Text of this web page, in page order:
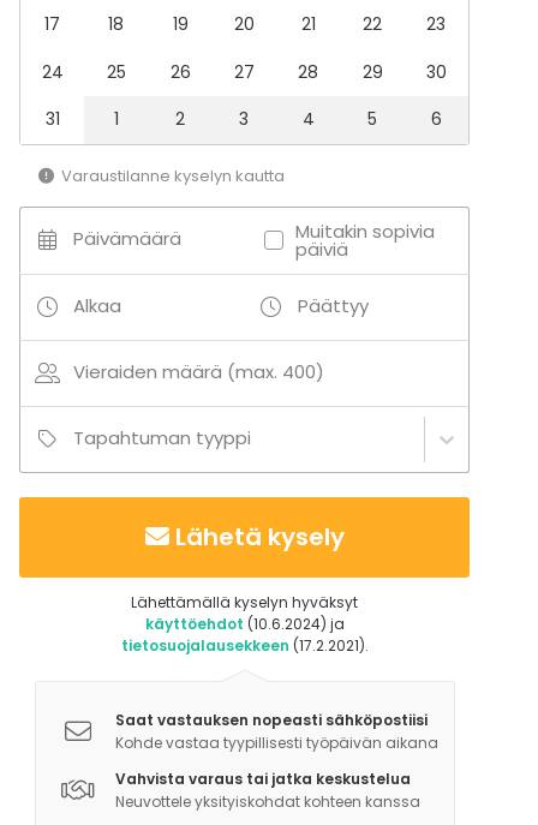
keittiömestarimme bravuuri, talon oma
vaihtoehdoista teille sopivimman tai suunnitella
tarjottavat yhdessä keittiömestarimme kanssa.
huomioimme myös toiveenne ohjelmapalveluiden
räätälöimisessä. Voit kysyä lisää Poukaman
17
18 19 20 21 22
23
24
25 26 27 28 29
30
31
1 2 3 4 5 6
Varaustilanne kyselyn kautta
Päivämäärä Muitakin sopivia
päiviä
Alkaa Päättyy
Vieraiden määrä (max. 400)
Tapahtuman tyyppi
Lähetä kysely
Lähettämällä kyselyn hyväksyt
käyttöehdot (10.6.2024) ja
tietosuojalausekkeen (17.2.2021).
Saat vastauksen nopeasti sähköpostiisi
Kohde vastaa tyypillisesti työpäivän aikana
Vahvista varaus tai jatka keskustelua
Neuvottele yksityiskohdat kohteen kanssa